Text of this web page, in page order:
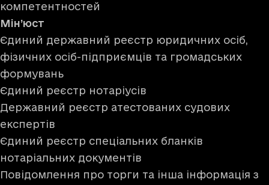
компетентностей
Мін’юст
Єдиний державний реєстр юридичних осіб,
фізичних осіб-підприємців та громадських
формувань
Єдиний реєстр нотаріусів
Державний реєстр атестованих судових
експертів
Єдиний реєстр спеціальних бланків
нотаріальних документів
Повідомлення про торги та інша інформація з